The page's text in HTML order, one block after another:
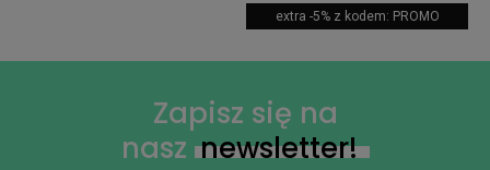
extra -5% z kodem: PROMO
Zapisz się na
nasz newsletter!